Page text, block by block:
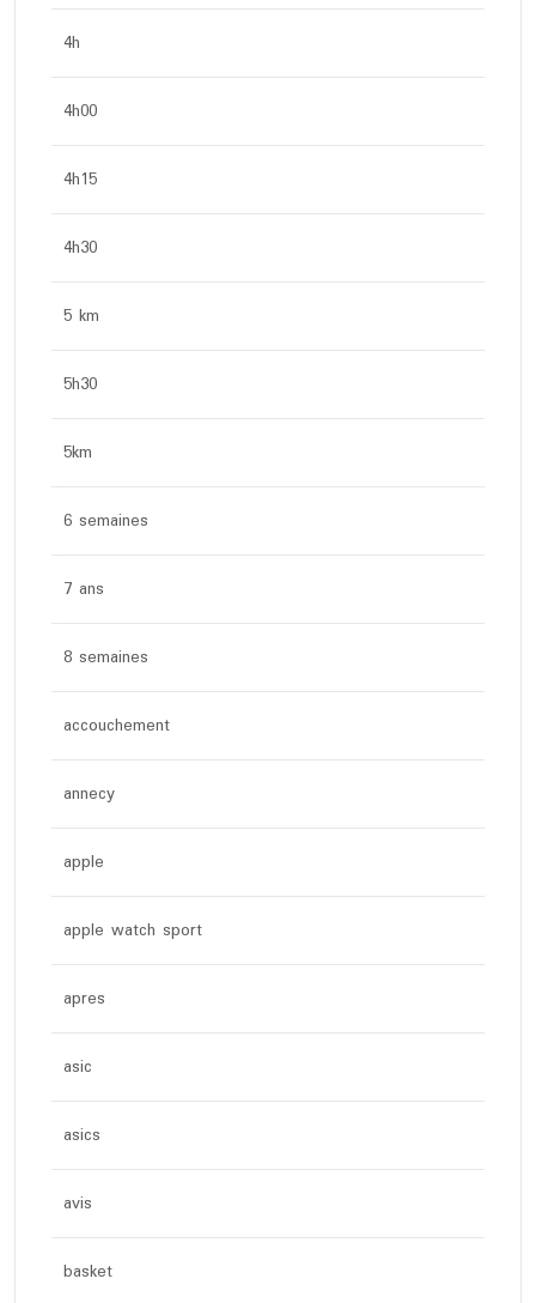
4h
4h00
4h15
4h30
5 km
5h30
5km
6 semaines
7 ans
8 semaines
accouchement
annecy
apple
apple watch sport
apres
asic
asics
avis
basket